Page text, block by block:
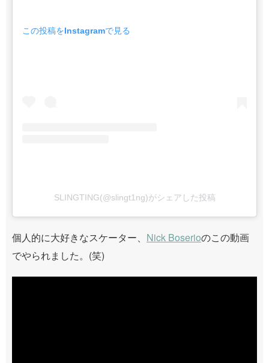
この投稿をInstagramで見る
SLINGTING(@slingt1ng)がシェアした投稿
個人的に大好きなスケーター、 Nick Boserioのこの動画
でやられました。(笑)